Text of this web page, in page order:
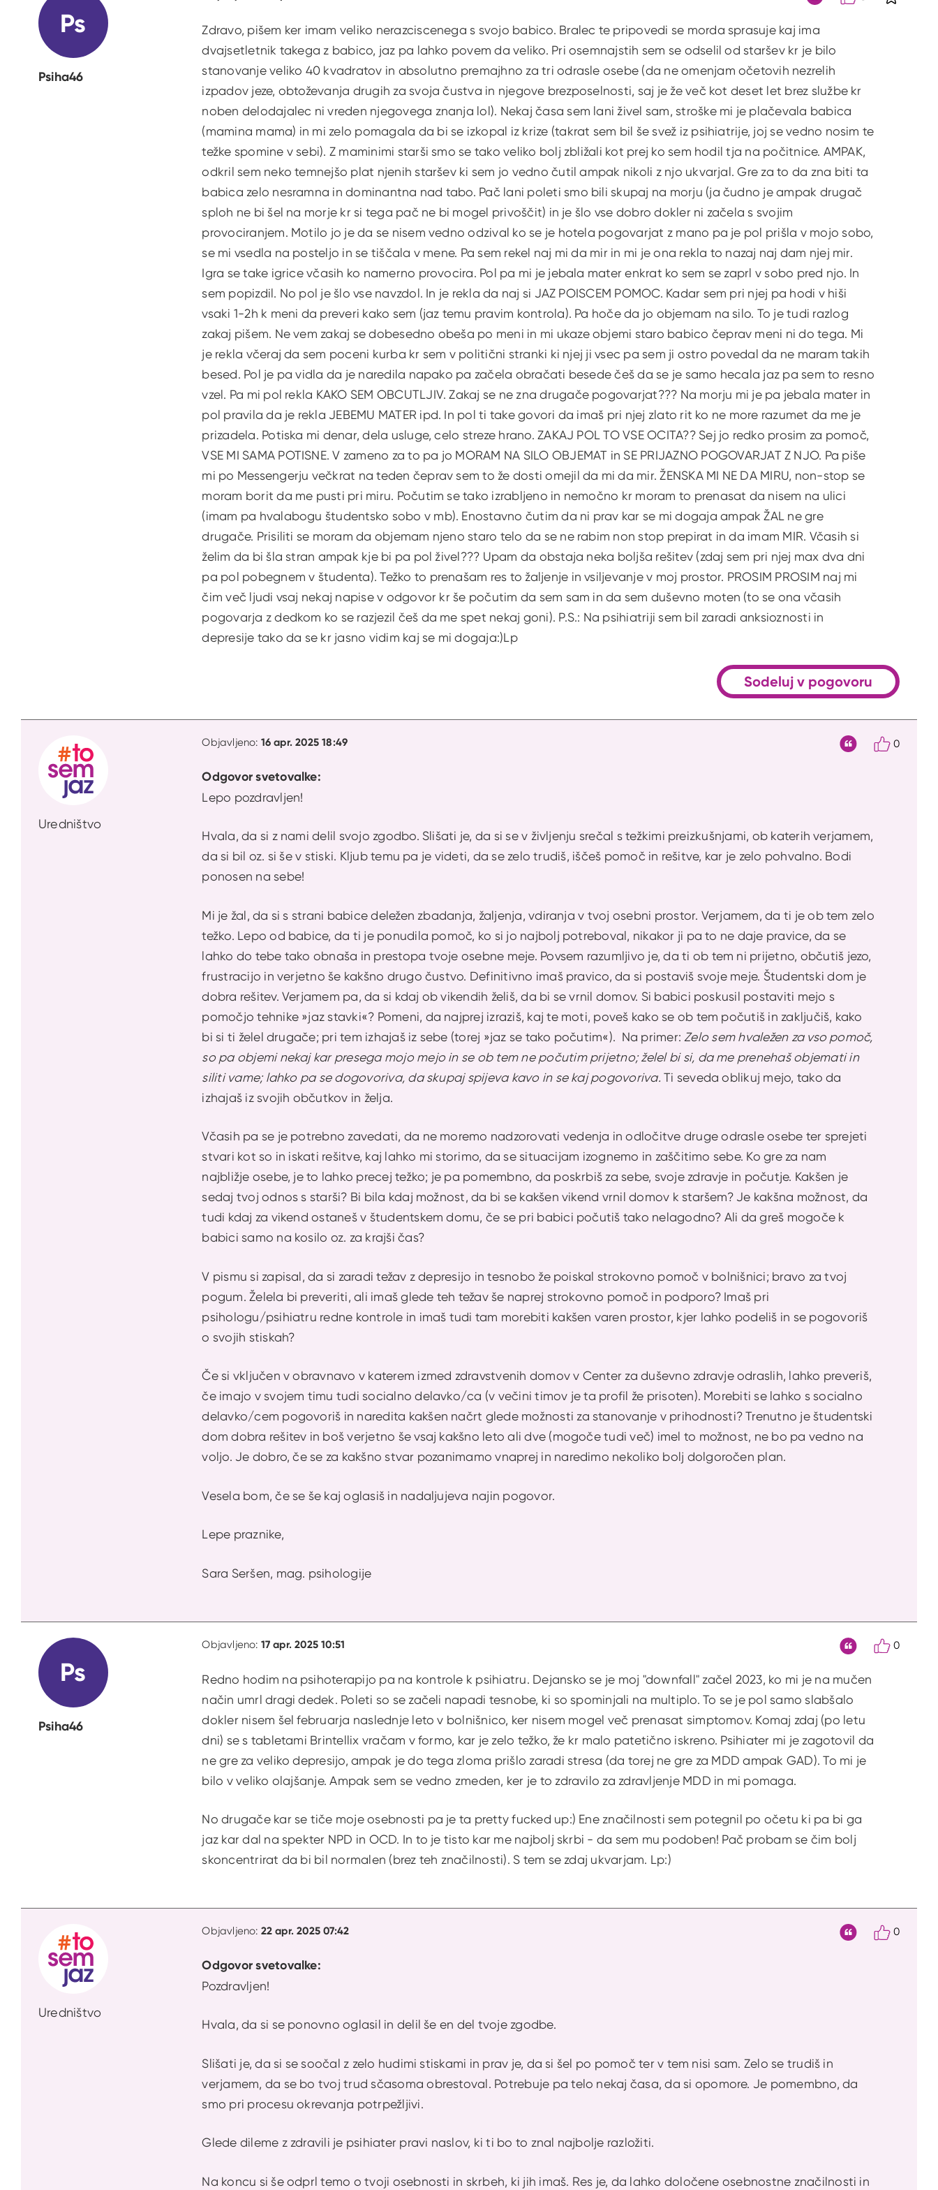
Ps
Psiha46
Zdravo, pišem ker imam veliko nerazciscenega s svojo babico. Bralec te pripovedi se morda sprasuje kaj ima
dvajsetletnik takega z babico, jaz pa lahko povem da veliko. Pri osemnajstih sem se odselil od staršev kr je bilo
stanovanje veliko 40 kvadratov in absolutno premajhno za tri odrasle osebe (da ne omenjam očetovih nezrelih
izpadov jeze, obtoževanja drugih za svoja čustva in njegove brezposelnosti, saj je že več kot deset let brez službe kr
noben delodajalec ni vreden njegovega znanja lol). Nekaj časa sem lani živel sam, stroške mi je plačevala babica
(mamina mama) in mi zelo pomagala da bi se izkopal iz krize (takrat sem bil še svež iz psihiatrije, joj se vedno nosim te
težke spomine v sebi). Z maminimi starši smo se tako veliko bolj zbližali kot prej ko sem hodil tja na počitnice. AMPAK,
odkril sem neko temnejšo plat njenih staršev ki sem jo vedno čutil ampak nikoli z njo ukvarjal. Gre za to da zna biti ta
babica zelo nesramna in dominantna nad tabo. Pač lani poleti smo bili skupaj na morju (ja čudno je ampak drugač
sploh ne bi šel na morje kr si tega pač ne bi mogel privoščit) in je šlo vse dobro dokler ni začela s svojim
provociranjem. Motilo jo je da se nisem vedno odzival ko se je hotela pogovarjat z mano pa je pol prišla v mojo sobo,
se mi vsedla na posteljo in se tiščala v mene. Pa sem rekel naj mi da mir in mi je ona rekla to nazaj naj dam njej mir.
Igra se take igrice včasih ko namerno provocira. Pol pa mi je jebala mater enkrat ko sem se zaprl v sobo pred njo. In
sem popizdil. No pol je šlo vse navzdol. In je rekla da naj si JAZ POISCEM POMOC. Kadar sem pri njej pa hodi v hiši
vsaki 1-2h k meni da preveri kako sem (jaz temu pravim kontrola). Pa hoče da jo objemam na silo. To je tudi razlog
zakaj pišem. Ne vem zakaj se dobesedno obeša po meni in mi ukaze objemi staro babico čeprav meni ni do tega. Mi
je rekla včeraj da sem poceni kurba kr sem v politični stranki ki njej ji vsec pa sem ji ostro povedal da ne maram takih
besed. Pol je pa vidla da je naredila napako pa začela obračati besede češ da se je samo hecala jaz pa sem to resno
vzel. Pa mi pol rekla KAKO SEM OBCUTLJIV. Zakaj se ne zna drugače pogovarjat??? Na morju mi je pa jebala mater in
pol pravila da je rekla JEBEMU MATER ipd. In pol ti take govori da imaš pri njej zlato rit ko ne more razumet da me je
prizadela. Potiska mi denar, dela usluge, celo streze hrano. ZAKAJ POL TO VSE OCITA?? Sej jo redko prosim za pomoč,
VSE MI SAMA POTISNE. V zameno za to pa jo MORAM NA SILO OBJEMAT in SE PRIJAZNO POGOVARJAT Z NJO. Pa piše
mi po Messengerju večkrat na teden čeprav sem to že dosti omejil da mi da mir. ŽENSKA MI NE DA MIRU, non-stop se
moram borit da me pusti pri miru. Počutim se tako izrabljeno in nemočno kr moram to prenasat da nisem na ulici
(imam pa hvalabogu študentsko sobo v mb). Enostavno čutim da ni prav kar se mi dogaja ampak ŽAL ne gre
drugače. Prisiliti se moram da objemam njeno staro telo da se ne rabim non stop prepirat in da imam MIR. Včasih si
želim da bi šla stran ampak kje bi pa pol živel??? Upam da obstaja neka boljša rešitev (zdaj sem pri njej max dva dni
pa pol pobegnem v študenta). Težko to prenašam res to žaljenje in vsiljevanje v moj prostor. PROSIM PROSIM naj mi
čim več ljudi vsaj nekaj napise v odgovor kr še počutim da sem sam in da sem duševno moten (to se ona včasih
pogovarja z dedkom ko se razjezil češ da me spet nekaj goni). P.S.: Na psihiatriji sem bil zaradi anksioznosti in
depresije tako da se kr jasno vidim kaj se mi dogaja:)Lp
Sodeluj v pogovoru
Uredništvo
Objavljeno: 16 apr. 2025 18:49
Odgovor svetovalke:
Lepo pozdravljen!
Hvala, da si z nami delil svojo zgodbo. Slišati je, da si se v življenju srečal s težkimi preizkušnjami, ob katerih verjamem,
da si bil oz. si še v stiski. Kljub temu pa je videti, da se zelo trudiš, iščeš pomoč in rešitve, kar je zelo pohvalno. Bodi
ponosen na sebe!
Mi je žal, da si s strani babice deležen zbadanja, žaljenja, vdiranja v tvoj osebni prostor. Verjamem, da ti je ob tem zelo
težko. Lepo od babice, da ti je ponudila pomoč, ko si jo najbolj potreboval, nikakor ji pa to ne daje pravice, da se
lahko do tebe tako obnaša in prestopa tvoje osebne meje. Povsem razumljivo je, da ti ob tem ni prijetno, občutiš jezo,
frustracijo in verjetno še kakšno drugo čustvo. Definitivno imaš pravico, da si postaviš svoje meje. Študentski dom je
dobra rešitev. Verjamem pa, da si kdaj ob vikendih želiš, da bi se vrnil domov. Si babici poskusil postaviti mejo s
pomočjo tehnike »jaz stavki«? Pomeni, da najprej izraziš, kaj te moti, poveš kako se ob tem počutiš in zaključiš, kako
bi si ti želel drugače; pri tem izhajaš iz sebe (torej »jaz se tako počutim«). Na primer: Zelo sem hvaležen za vso pomoč,
so pa objemi nekaj kar presega mojo mejo in se ob tem ne počutim prijetno; želel bi si, da me prenehaš objemati in
siliti vame; lahko pa se dogovoriva, da skupaj spijeva kavo in se kaj pogovoriva.Ti seveda oblikuj mejo, tako da
izhajaš iz svojih občutkov in želja.
Včasih pa se je potrebno zavedati, da ne moremo nadzorovati vedenja in odločitve druge odrasle osebe ter sprejeti
stvari kot so in iskati rešitve, kaj lahko mi storimo, da se situacijam izognemo in zaščitimo sebe. Ko gre za nam
najbližje osebe, je to lahko precej težko; je pa pomembno, da poskrbiš za sebe, svoje zdravje in počutje. Kakšen je
sedaj tvoj odnos s starši? Bi bila kdaj možnost, da bi se kakšen vikend vrnil domov k staršem? Je kakšna možnost, da
tudi kdaj za vikend ostaneš v študentskem domu, če se pri babici počutiš tako nelagodno? Ali da greš mogoče k
babici samo na kosilo oz. za krajši čas?
V pismu si zapisal, da si zaradi težav z depresijo in tesnobo že poiskal strokovno pomoč v bolnišnici; bravo za tvoj
pogum. Želela bi preveriti, ali imaš glede teh težav še naprej strokovno pomoč in podporo? Imaš pri
psihologu/psihiatru redne kontrole in imaš tudi tam morebiti kakšen varen prostor, kjer lahko podeliš in se pogovoriš
o svojih stiskah?
Če si vključen v obravnavo v katerem izmed zdravstvenih domov v Center za duševno zdravje odraslih, lahko preveriš,
če imajo v svojem timu tudi socialno delavko/ca (v večini timov je ta profil že prisoten). Morebiti se lahko s socialno
delavko/cem pogovoriš in naredita kakšen načrt glede možnosti za stanovanje v prihodnosti? Trenutno je študentski
dom dobra rešitev in boš verjetno še vsaj kakšno leto ali dve (mogoče tudi več) imel to možnost, ne bo pa vedno na
voljo. Je dobro, če se za kakšno stvar pozanimamo vnaprej in naredimo nekoliko bolj dolgoročen plan.
Vesela bom, če se še kaj oglasiš in nadaljujeva najin pogovor.
Lepe praznike,
Sara Seršen, mag. psihologije
0
Ps
Psiha46
Objavljeno: 17 apr. 2025 10:51
Redno hodim na psihoterapijo pa na kontrole k psihiatru. Dejansko se je moj "downfall" začel 2023, ko mi je na mučen
način umrl dragi dedek. Poleti so se začeli napadi tesnobe, ki so spominjali na multiplo. To se je pol samo slabšalo
dokler nisem šel februarja naslednje leto v bolnišnico, ker nisem mogel več prenasat simptomov. Komaj zdaj (po letu
dni) se s tabletami Brintellix vračam v formo, kar je zelo težko, že kr malo patetično iskreno. Psihiater mi je zagotovil da
ne gre za veliko depresijo, ampak je do tega zloma prišlo zaradi stresa (da torej ne gre za MDD ampak GAD). To mi je
bilo v veliko olajšanje. Ampak sem se vedno zmeden, ker je to zdravilo za zdravljenje MDD in mi pomaga.
No drugače kar se tiče moje osebnosti pa je ta pretty fucked up:) Ene značilnosti sem potegnil po očetu ki pa bi ga
jaz kar dal na spekter NPD in OCD. In to je tisto kar me najbolj skrbi - da sem mu podoben! Pač probam se čim bolj
skoncentrirat da bi bil normalen (brez teh značilnosti). S tem se zdaj ukvarjam. Lp:)
0
Uredništvo
Objavljeno: 22 apr. 2025 07:42
Odgovor svetovalke:
Pozdravljen!
Hvala, da si se ponovno oglasil in delil še en del tvoje zgodbe.
Slišati je, da si se soočal z zelo hudimi stiskami in prav je, da si šel po pomoč ter v tem nisi sam. Zelo se trudiš in
verjamem, da se bo tvoj trud sčasoma obrestoval. Potrebuje pa telo nekaj časa, da si opomore. Je pomembno, da
smo pri procesu okrevanja potrpežljivi.
Glede dileme z zdravili je psihiater pravi naslov, ki ti bo to znal najbolje razložiti.
Na koncu si še odprl temo o tvoji osebnosti in skrbeh, ki jih imaš. Res je, da lahko določene osebnostne značilnosti in
0